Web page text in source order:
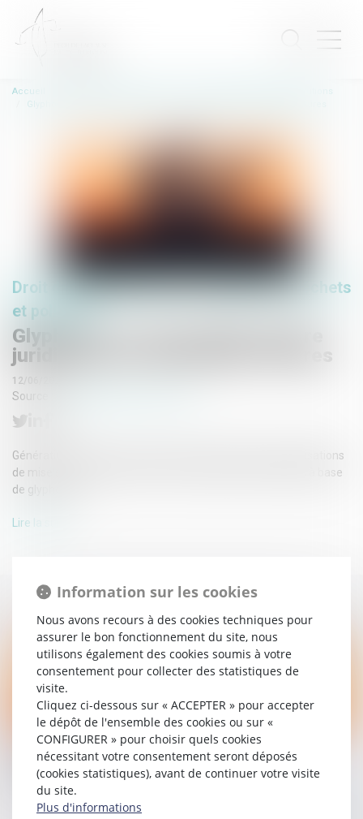
Accueil
Glyphosate : une nouvelle victoire juridique pour Générations Futures
Droit de l'environnement/Gestion des déchets
et pollutions
Glyphosate : une nouvelle victoire
juridique pour Générations Futures
12/06/2023
Source :
Générations Futures et ses avocats font annuler les autorisations
de mise sur le marché de deux formulations de pesticides à base
de glyphosate...
Lire la suite
Glyphosate : une nouvelle victoire juridique pour
Générations Futures
12/06/2023
Information sur les cookies
Nous avons recours à des cookies techniques pour
assurer le bon fonctionnement du site, nous
utilisons également des cookies soumis à votre
consentement pour collecter des statistiques de
visite.
Cliquez ci-dessous sur « ACCEPTER » pour accepter
le dépôt de l'ensemble des cookies ou sur «
CONFIGURER » pour choisir quels cookies
nécessitant votre consentement seront déposés
(cookies statistiques), avant de continuer votre visite
du site.
Plus d'informations